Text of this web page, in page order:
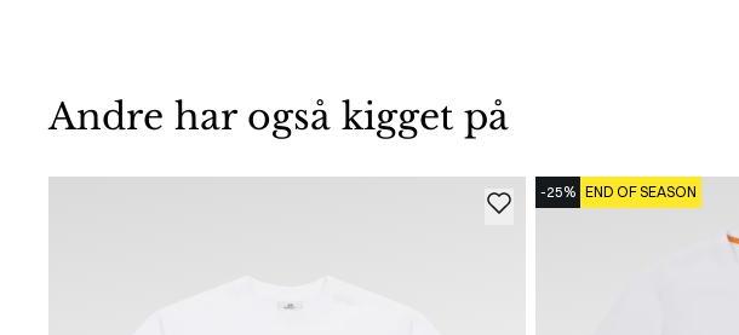
Andre har også kigget på
-25% END OF SEASON